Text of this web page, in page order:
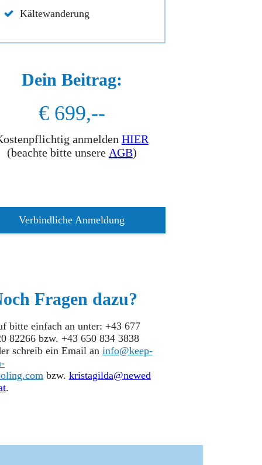
Kältewanderung
Dein Beitrag:
€ 699,--
anmelden HIER
(beachte bitte unsere AGB)
Verbindliche Anmeldung
Fragen dazu?
bitte einfach an unter: +43 677
82266 bzw. +43 650 834 3838
schreib ein Email an info@keep-
bzw. kristagilda@newed
.